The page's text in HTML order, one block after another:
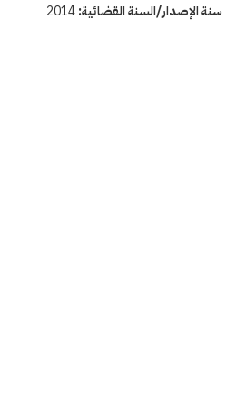
سنة الإصدار/السنة القضائية:2014